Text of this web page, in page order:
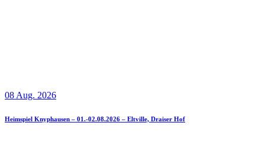
08 Aug. 2026
Heimspiel Knyphausen – 01.-02.08.2026 – Eltville, Draiser Hof